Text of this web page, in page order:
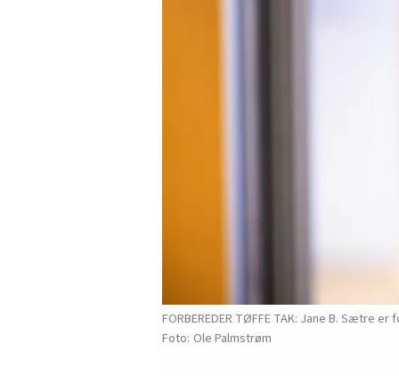
FORBEREDER TØFFE TAK: Jane B. Sætre
Ole Palmstrøm